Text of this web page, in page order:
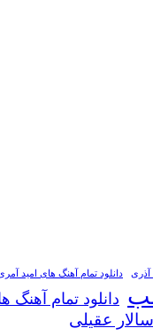
آذری دانلود تمام آهنگ های امید
دانلود تمام آهنگ
عقیلی